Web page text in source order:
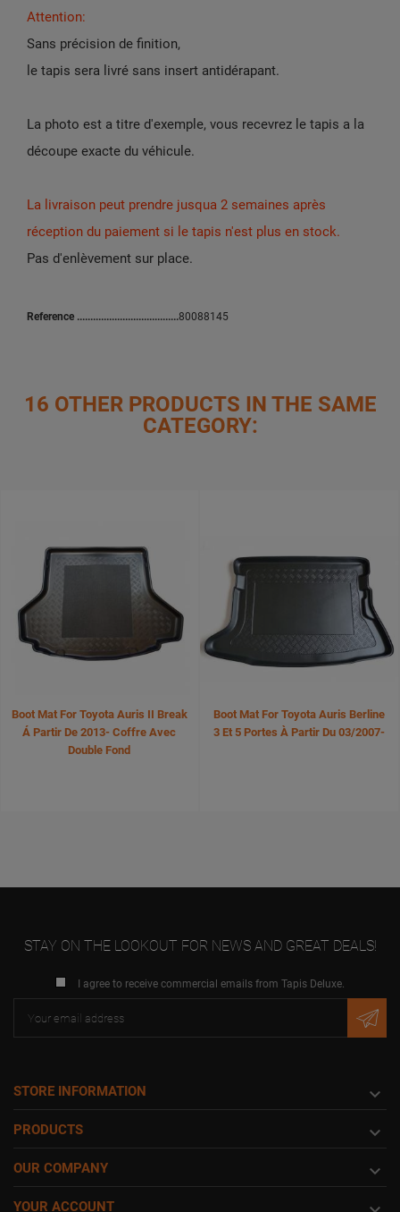
Attention:
Sans précision de finition,
le tapis sera livré sans insert antidérapant.
La photo est a titre d'exemple, vous recevrez le tapis a la
découpe exacte du véhicule.
La livraison peut prendre jusqua 2 semaines après
réception du paiement si le tapis n'est plus en stock.
Pas d'enlèvement sur place.
Reference 80088145
16 OTHER PRODUCTS IN THE SAME
CATEGORY:
Boot Mat For Toyota Auris II Break
Á Partir De 2013- Coffre Avec
Double Fond
Boot Mat For Toyota Auris Berline
3 Et 5 Portes À Partir Du 03/2007-
STAY ON THE LOOKOUT FOR NEWS AND GREAT DEALS!
I agree to receive commercial emails from Tapis Deluxe.
STORE INFORMATION 
PRODUCTS 
OUR COMPANY 
YOUR ACCOUNT